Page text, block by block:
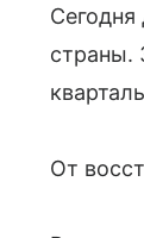
страны.
От